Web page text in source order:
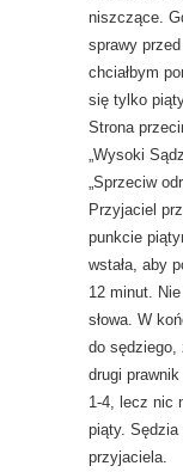
niszczące.
sprawy przed
chciałbym
się tylko
Strona
„Wysoki
„Sprzeciw
Przyjaciel
punkcie
wstała, aby
12 minut.
słowa. W
do sędziego,
drugi
1-4, lecz nic
piąty. Sędzia
przyjaciela.